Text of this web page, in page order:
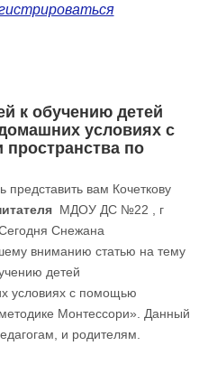
к обучению детей
условиях с
по
вам Кочеткову
МДОУ ДС №22 , г
Снежана
вниманию статью на тему
детей
условиях с помощью
Монтессори». Данный
и родителям.